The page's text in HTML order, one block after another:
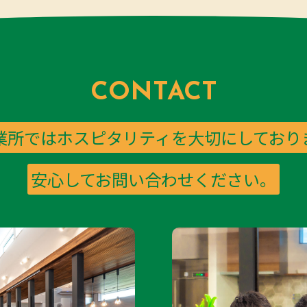
CONTACT
所ではホスピタリティを大切にしており
安心してお問い合わせください。